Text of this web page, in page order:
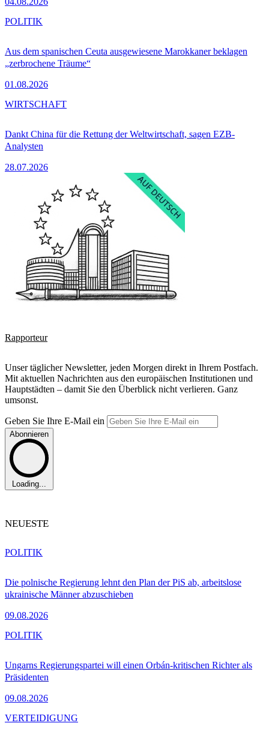
Aus dem spanischen Ceuta ausgewiesene Marokkaner beklagen
„zerbrochene Träume“
01.08.2026
POLITIK
Dankt China für die Rettung der Weltwirtschaft, sagen EZB-
Analysten
28.07.2026
WIRTSCHAFT
Rapporteur
Unser täglicher Newsletter, jeden Morgen direkt in Ihrem Postfach.
Mit aktuellen Nachrichten aus den europäischen Institutionen und
Hauptstädten – damit Sie den Überblick nicht verlieren. Ganz
umsonst.
Geben Sie Ihre E-Mail ein
Abonnieren
Loading...
NEUESTE
Die polnische Regierung lehnt den Plan der PiS ab, arbeitslose
ukrainische Männer abzuschieben
09.08.2026
POLITIK
Ungarns Regierungspartei will einen Orbán-kritischen Richter als
Präsidenten
09.08.2026
POLITIK
VERTEIDIGUNG